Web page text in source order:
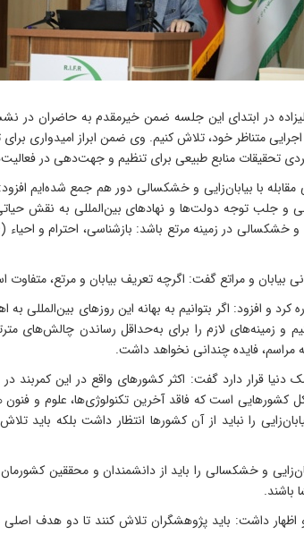
در ابتدای این جلسه ضمن خیرمقدم به حاضران در
متناظر خود، تلاش کنیم. وی ضمن ابراز امیدواری
تحقیقات منابع طبیعی برای تنظیم و جهت‌دهی در
و جلب توجه دولت‌ها و نهادهای بین‌المللی به نقش
بیابان و مراتع گفت: اگرچه تعریف بیابان و مرتع،
و افزود: اگر بتوانیم به بهانه این روزهای بین‌المللی
و زمینه‌های لازم را برای به‌حداقل رساندن چالش‌های
مراسم، فایده چندانی نخواهد داشت.
قرار دارد گفت: اکثر کشورهای واقع در این کمربند در
کشورهایی است که فاقد آخرین تکنولوژی‌ها، علوم و
را نباید از آن کشورها انتظار داشت بلکه
و خشکسالی را باید از دانشمندان و محققین
باشند.